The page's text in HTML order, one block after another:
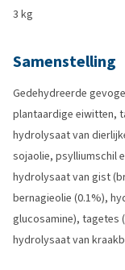
3 kg
Samenstelling
Gedehydreerde
plantaardige eiwitten,
hydrolysaat van
sojaolie, psylliumschil
hydrolysaat van gist
bernagieolie (0.1%),
glucosamine), tagetes
hydrolysaat van